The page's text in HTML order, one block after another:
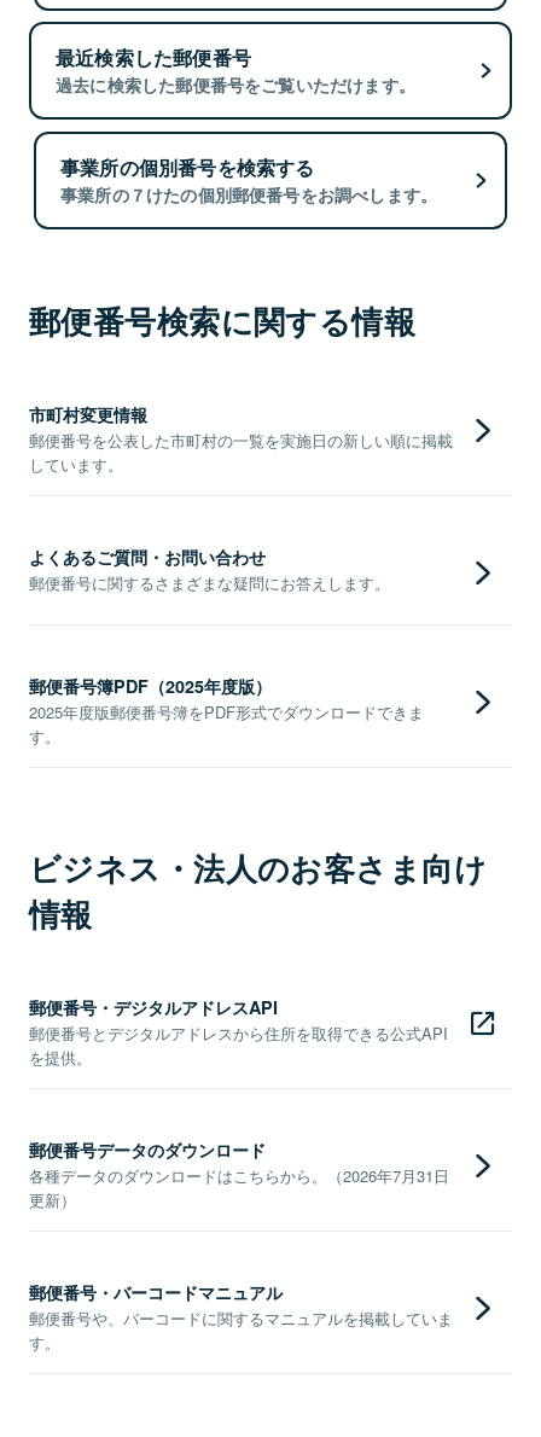
最近検索した郵便番号
過去に検索した郵便番号をご覧いただけます。
事業所の個別番号を検索する
事業所の７けたの個別郵便番号をお調べします。
郵便番号検索に関する情報
市町村変更情報
郵便番号を公表した市町村の一覧を実施日の新しい順に掲載
しています。
よくあるご質問・お問い合わせ
郵便番号に関するさまざまな疑問にお答えします。
郵便番号簿PDF（2025年度版）
2025年度版郵便番号簿をPDF形式でダウンロードできま
す。
ビジネス・法人のお客さま向け
情報
郵便番号・デジタルアドレスAPI
郵便番号とデジタルアドレスから住所を取得できる公式API
を提供。
郵便番号データのダウンロード
各種データのダウンロードはこちらから。（2026年7月31日
更新）
郵便番号・バーコードマニュアル
郵便番号や、バーコードに関するマニュアルを掲載していま
す。